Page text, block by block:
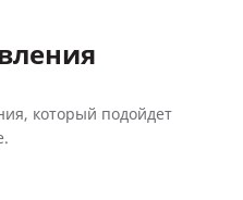
который подойдет